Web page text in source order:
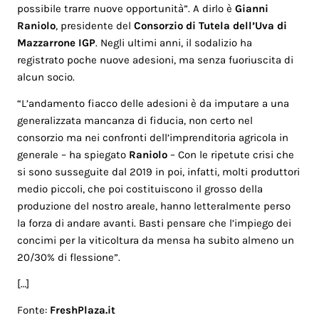
possibile trarre nuove opportunità”. A dirlo èGianni
Raniolo, presidente del Consorzio di Tutela dell’Uva di
Mazzarrone IGP. Negli ultimi anni, il sodalizio ha
registrato poche nuove adesioni, ma senza fuoriuscita di
alcun socio.
“L’andamento fiacco delle adesioni è da imputare a una
generalizzata mancanza di fiducia, non certo nel
consorzio ma nei confronti dell’imprenditoria agricola in
generale – ha spiegato Raniolo – Con le ripetute crisi che
si sono susseguite dal 2019 in poi, infatti, molti produttori
medio piccoli, che poi costituiscono il grosso della
produzione del nostro areale, hanno letteralmente perso
la forza di andare avanti. Basti pensare che l’impiego dei
concimi per la viticoltura da mensa ha subito almeno un
20/30% di flessione”.
[…]
Fonte: FreshPlaza.it